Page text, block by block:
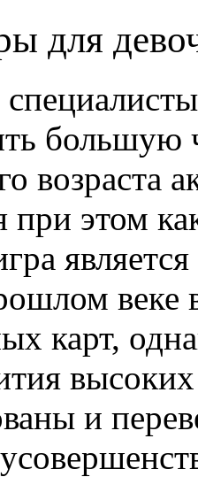
для
большую
возраста
при этом
веке
карт,
и